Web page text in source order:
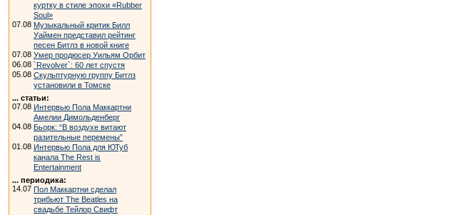
куртку в стиле эпохи «Rubber
Soul»
07.08 Музыкальный критик Билл
Уаймен представил рейтинг
песен Битлз в новой книге
07.08 Умер продюсер Уильям Орбит
06.08 `Revolver`: 60 лет спустя
05.08 Скульптурную группу Битлз
установили в Томске
... статьи:
07.08 Интервью Пола Маккартни
Амелии Димольденберг
04.08 Бьорк: “В воздухе витают
разительные перемены”
01.08 Интервью Пола для ЮТуб
канала The Rest is
Entertainment
... периодика:
14.07 Пол Маккартни сделал
трибьют The Beatles на
свадьбе Тейлор Свифт